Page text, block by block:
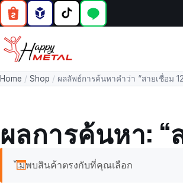
Home / Shop / ผลลัพธ์การค้นหาคำว่า “สายเชื่อม
ผลการค้นหา: “
ไม่พบสินค้าตรงกับที่คุณเลือก